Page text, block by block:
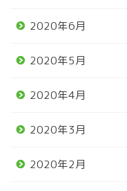
2020年6月
2020年5月
2020年4月
2020年3月
2020年2月